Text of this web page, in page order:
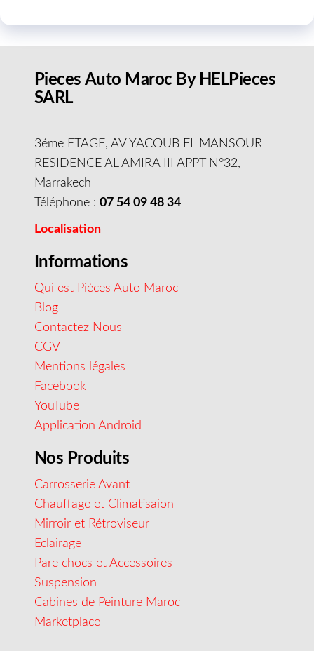
Pieces Auto Maroc By HELPieces
SARL
3éme ETAGE, AV YACOUB EL MANSOUR
RESIDENCE AL AMIRA III APPT N°32,
Marrakech
Téléphone : 07 54 09 48 34
Localisation
Informations
Qui est Pièces Auto Maroc
Blog
Contactez Nous
CGV
Mentions légales
Facebook
YouTube
Application Android
Nos Produits
Carrosserie Avant
Chauffage et Climatisaion
Mirroir et Rétroviseur
Eclairage
Pare chocs et Accessoires
Suspension
Cabines de Peinture Maroc
Marketplace